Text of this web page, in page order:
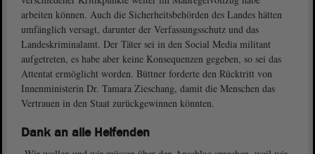
arbeiten können. Auch die Sicherheitsbehörden des Landes hätten
umfänglich versagt, darunter der Verfassungsschutz und das
Landeskriminalamt. Der Täter sei in den Social Media militant
aufgetreten, es habe aber keine Konsequenzen gegeben, so sei das
Attentat ermöglicht worden. Büttner forderte den Rücktritt von
Innenministerin Dr. Tamara Zieschang, damit die Menschen das
Vertrauen in den Staat zurückgewinnen könnten.
Dank an alle Helfenden